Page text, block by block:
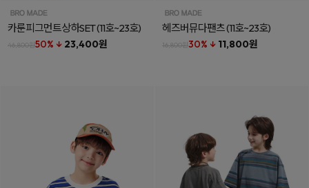
카룬피그먼트상하SET(11호~23호)
46,800원50% ↓ 23,400원
헤즈버뮤다팬츠(11호~23호)
16,800원30% ↓ 11,800원